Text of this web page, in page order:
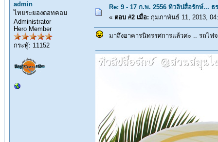
admin
ไทยระยองดอทคอม
Administrator
Hero Member
กระทู้: 11152
Re: 9 - 17 ก.พ. 2556 ทิวลิปสื่อรักษ์...
« ตอบ #2 เมื่อ: กุมภาพันธ์ 11, 2013,
มาถึงอาคารนิทรรศการแล้วค่ะ .. รถไฟ